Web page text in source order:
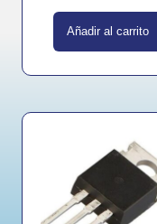
Añadir al carrito